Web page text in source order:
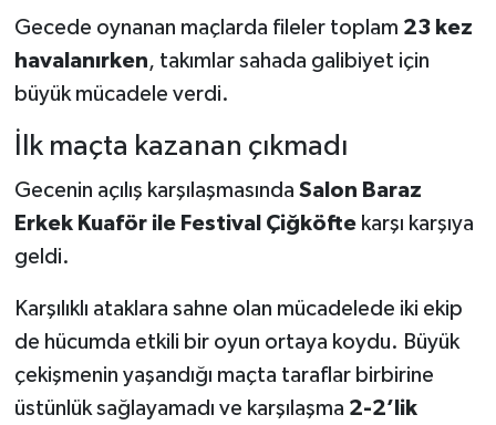
Gecede oynanan maçlarda fileler toplam 23 kez
havalanırken, takımlar sahada galibiyet için
büyük mücadele verdi.
İlk maçta kazanan çıkmadı
Gecenin açılış karşılaşmasında Salon Baraz
Erkek Kuaför ile Festival Çiğköftekarşı karşıya
geldi.
Karşılıklı ataklara sahne olan mücadelede iki ekip
de hücumda etkili bir oyun ortaya koydu. Büyük
çekişmenin yaşandığı maçta taraflar birbirine
üstünlük sağlayamadı ve karşılaşma 2-2’lik